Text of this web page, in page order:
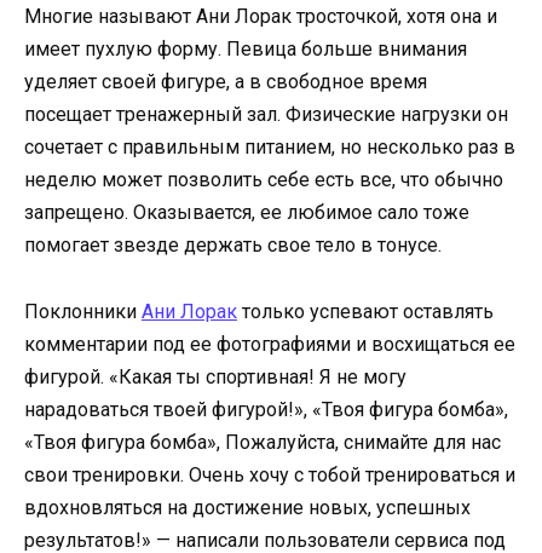
Многие называют Ани Лорак тросточкой, хотя она и
имеет пухлую форму. Певица больше внимания
уделяет своей фигуре, а в свободное время
посещает тренажерный зал. Физические нагрузки он
сочетает с правильным питанием, но несколько раз в
неделю может позволить себе есть все, что обычно
запрещено. Оказывается, ее любимое сало тоже
помогает звезде держать свое тело в тонусе.
Поклонники Ани Лорак только успевают оставлять
комментарии под ее фотографиями и восхищаться ее
фигурой. «Какая ты спортивная! Я не могу
нарадоваться твоей фигурой!», «Твоя фигура бомба»,
«Твоя фигура бомба», Пожалуйста, снимайте для нас
свои тренировки. Очень хочу с тобой тренироваться и
вдохновляться на достижение новых, успешных
результатов!» — написали пользователи сервиса под